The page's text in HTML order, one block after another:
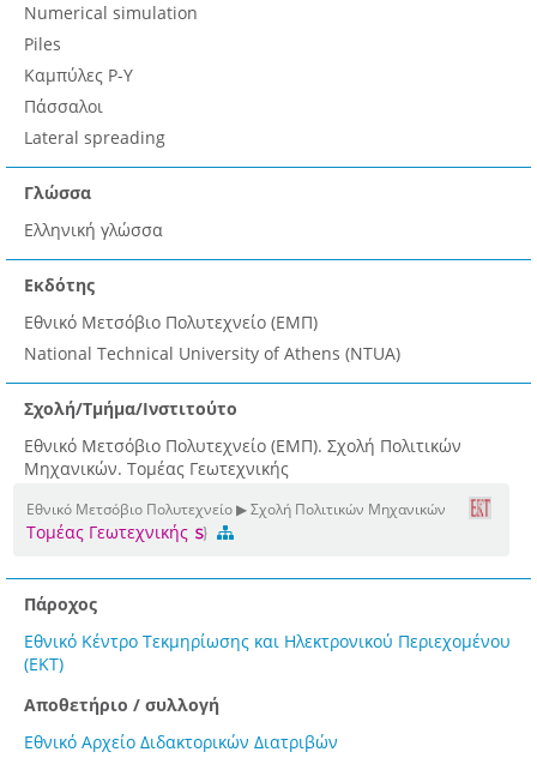
Numerical simulation
Piles
Καμπύλες P-Y
Πάσσαλοι
Lateral spreading
Γλώσσα
Ελληνική γλώσσα
Εκδότης
Εθνικό Μετσόβιο Πολυτεχνείο (ΕΜΠ)
National Technical University of Athens (NTUA)
Σχολή/Τμήμα/Ινστιτούτο
Εθνικό Μετσόβιο Πολυτεχνείο (ΕΜΠ). Σχολή Πολιτικών
Μηχανικών. Τομέας Γεωτεχνικής
Εθνικό Μετσόβιο Πολυτεχνείο ▶ Σχολή Πολιτικών Μηχανικών
Τομέας Γεωτεχνικής
Πάροχος
Εθνικό Κέντρο Τεκμηρίωσης και Ηλεκτρονικού Περιεχομένου
(ΕΚΤ)
Αποθετήριο / συλλογή
Εθνικό Αρχείο Διδακτορικών Διατριβών